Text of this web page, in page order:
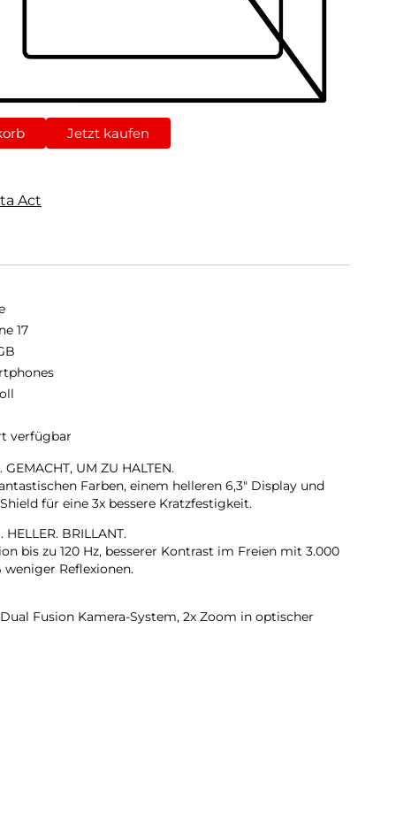
Jetzt kaufen
Act
17
verfügbar
GEMACHT, UM ZU HALTEN.
Farben, einem helleren 6,3″ Display und
für eine 3x bessere Kratzfestigkeit.
HELLER. BRILLANT.
bis zu 120 Hz, besserer Kontrast im Freien mit 3.000
Reflexionen.
Fusion Kamera-System, 2x Zoom in optischer
Kamera machst du